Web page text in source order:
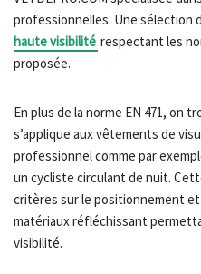
professionnelles. Une sélection
haute visibilité respectant les
proposée.
En plus de la norme EN 471, on
s’applique aux vêtements de
professionnel comme par
un cycliste circulant de nuit.
critères sur le positionnement et
matériaux réfléchissant
visibilité.